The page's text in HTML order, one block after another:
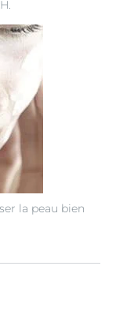
la peau bien